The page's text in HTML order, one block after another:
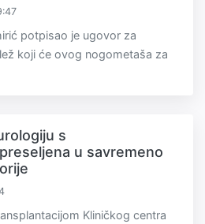
potpisao je ugovor za
koji će ovog nogometaša za
s
u savremeno
Kliničkog centra